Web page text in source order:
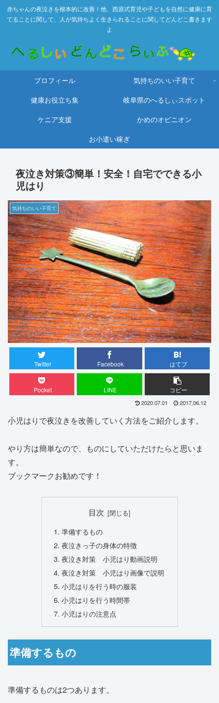
赤ちゃんの夜泣きを根本的に改善！他、西原式育児や子どもを自然に健康に育
てることに関して、人が気持ちよく生きられることに関してどんどこ書きます
よ
プロフィール
気持ちのいい子育て
健康お役立ち集
岐阜県のへるしぃスポット
ケニア支援
かめのオピニオン
お小遣い稼ぎ
夜泣き対策③簡単！安全！自宅でできる小
児はり
気持ちのいい子育て
Twitter Facebook はてブ
Pocket LINE コピー
2020.07.01 2017.06.12
小児はりで夜泣きを改善していく方法をご紹介します。
やり方は簡単なので、ものにしていただけたらと思いま
す。
ブックマークお勧めです！
目次
準備するもの
夜泣きっ子の身体の特徴
夜泣き対策 小児はり動画説明
夜泣き対策 小児はり画像で説明
小児はりを行う時の服装
小児はりを行う時間帯
小児はりの注意点
準備するもの
準備するものは2つあります。